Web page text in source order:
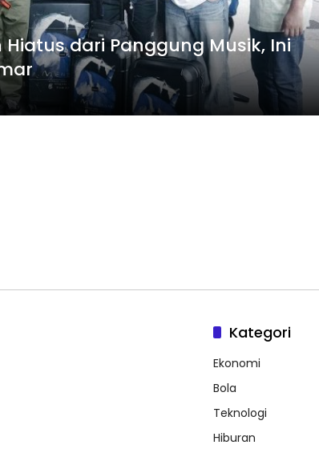
dari Panggung Musik, Ini
Kategori
Ekonomi
Bola
Teknologi
Hiburan